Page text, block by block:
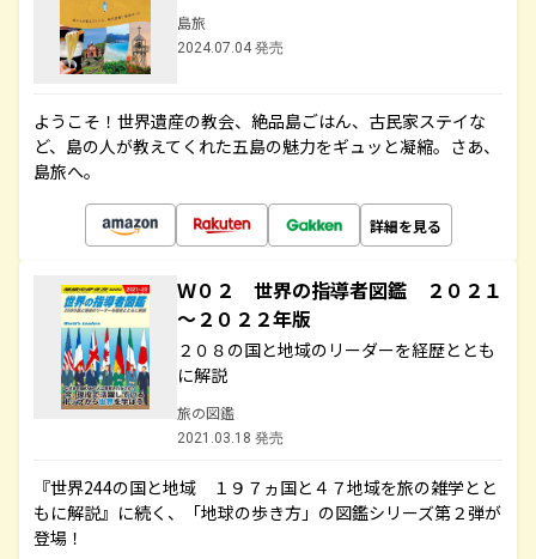
島旅
2024.07.04 発売
ようこそ！世界遺産の教会、絶品島ごはん、古民家ステイな
ど、島の人が教えてくれた五島の魅力をギュッと凝縮。さあ、
島旅へ。
詳細を見る
Ｗ０２ 世界の指導者図鑑 ２０２１
～２０２２年版
２０８の国と地域のリーダーを経歴ととも
に解説
旅の図鑑
2021.03.18 発売
『世界244の国と地域 １９７ヵ国と４７地域を旅の雑学とと
もに解説』に続く、「地球の歩き方」の図鑑シリーズ第２弾が
登場！